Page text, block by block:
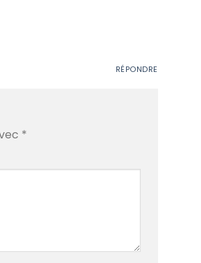
RÉPONDRE
*